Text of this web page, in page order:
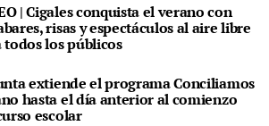
| Cigales conquista el verano con
risas y espectáculos al aire libre
todos los públicos
extiende el programa Conciliamos
hasta el día anterior al comienzo
escolar